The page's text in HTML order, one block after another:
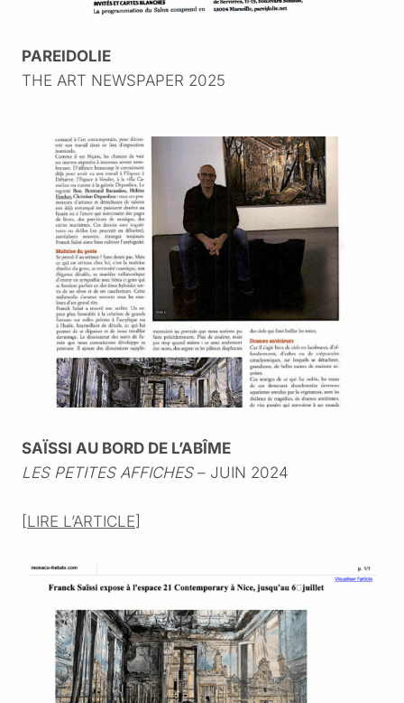
PAREIDOLIE
THE ART NEWSPAPER 2025
SAÏSSI AU BORD DE L’ABÎME
LES PETITES AFFICHES– JUIN 2024
LIRE L’ARTICLE